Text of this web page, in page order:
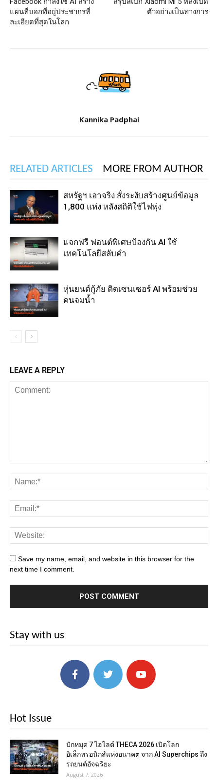
แผนที่บอกที่อยู่ประชากรที่
ละเอียดที่สุดในโลก
ตัวอย่างเป็นทางการ
Kannika Padphai
RELATED ARTICLES MORE FROM AUTHOR
สหรัฐฯ เอาจริง สั่งระงับสร้างศูนย์ข้อมูล
1,800 แห่ง หลังสถิติใช้ไฟพุ่ง
แจกฟรี ฟอนต์พิเศษป้องกัน AI ใช้
เทคโนโลยีสลับคำ
หุ่นยนต์กู้ภัย ติดเซนเซอร์ AI พร้อมช่วย
คนจมน้ำ
LEAVE A REPLY
Save my name, email, and website in this browser for the
next time I comment.
Stay with us
Hot Issue
ปักหมุด 7 ไฮไลต์ THECA 2026 เปิดโลก
อิเล็กทรอนิกส์แห่งอนาคต จาก AI Superchips ถึง
รถยนต์อัจฉริยะ
August 7, 2026